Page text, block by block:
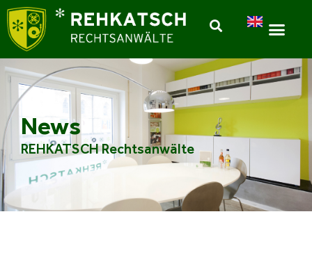
News
REHKATSCH Rechtsanwälte